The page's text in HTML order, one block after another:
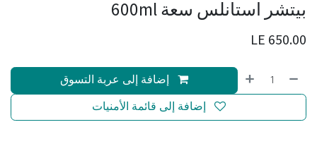
بيتشر استانلس سعة 600ml
650.00
إضافة إلى عربة التسوق
إضافة إلى قائمة الأمنيات